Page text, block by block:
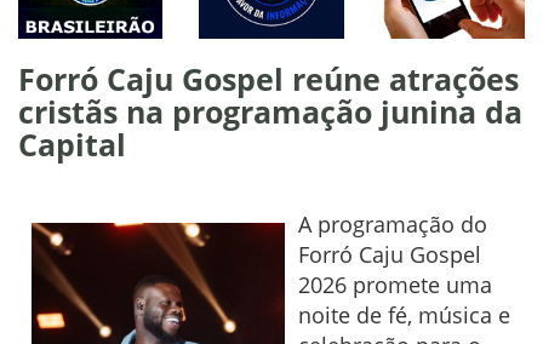
Forró Caju Gospel reúne atrações
cristãs na programação junina da
Capital
A programação do
Forró Caju Gospel
2026 promete uma
noite de fé, música e